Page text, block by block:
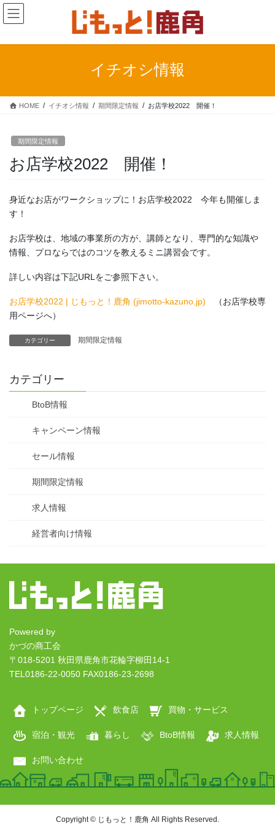
コ
ン
ン
動
ナ
ビ
ー
に
イチオシ情報
HOME イチオシ情報 期間限定情報 お店学校2022 開催！
期間限定情報
お店学校2022 開催！
身近なお店がワークショップに！お店学校2022 今年も開催しま
す！
お店学校は、地域の事業所の方が、講師となり、専門的な知識や
情報、プロならではのコツを教えるミニ講習会です。
詳しい内容は下記URLをご参照下さい。
お店学校2022 | じもっと！鹿角 (jimotto-kazuno.jp) （お店学校専
用ページへ）
カテゴリー 期間限定情報
カテゴリー
BtoB情報
キャンペーン情報
セール情報
期間限定情報
求人情報
経営者向け情報
Powered by
かづの商工会
〒018-5201 秋田県鹿角市花輪字柳田14-1
TEL0186-22-0050 FAX0186-23-2698
トップページ 飲食店 買物・サービス
宿泊・観光 暮らし BtoB情報 求人情報
お問い合わせ
Copyright © じもっと！鹿角 All Rights Reserved.